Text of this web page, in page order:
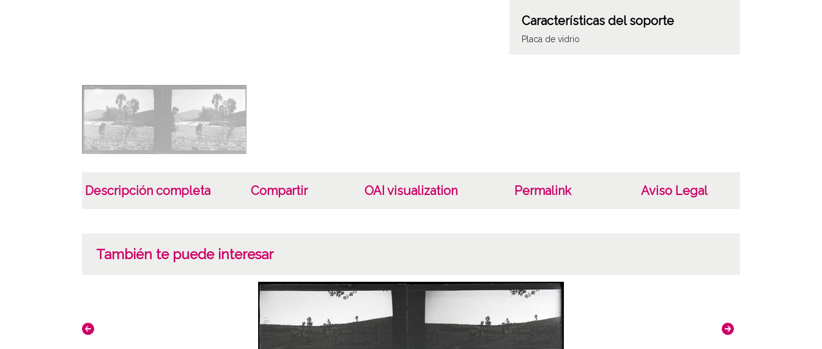
Características del soporte
Placa de vidrio
Copia digital: OÑA-PV-001-072 ;
Descripción completa Compartir OAI visualization Permalink Aviso Legal
También te puede interesar